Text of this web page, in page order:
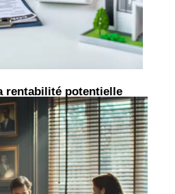
rentabilité potentielle